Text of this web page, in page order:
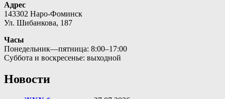
Адрес
143302 Наро-Фоминск
Ул. Шибанкова, 187
Часы
Понедельник—пятница: 8:00–17:00
Суббота и воскресенье: выходной
Новости